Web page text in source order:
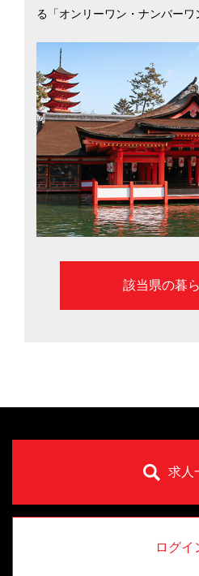
る「オンリーワン・ナンバーワ
ー大阪間は新幹線で約1時間40
れられる交通網が整っていま
プをはじめ、サッカーやバレ
拠地とするチームは多く、ス
長さは全国一位（2016年総務
での暮らしを考える際に役立
報を掲載しています。
該当県の暮
求人
ログイ